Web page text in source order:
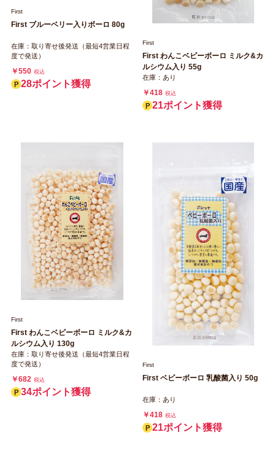
First
First ブルーベリー入りボーロ 80g
在庫：取り寄せ後発送（最短4営業日程
度で発送）
￥550 税込
28ポイント獲得
First
First わんこベビーボーロ ミルク&カ
ルシウム入り 55g
在庫：あり
￥418 税込
21ポイント獲得
First
First わんこベビーボーロ ミルク&カ
ルシウム入り 130g
在庫：取り寄せ後発送（最短4営業日程
度で発送）
￥682 税込
34ポイント獲得
First
First ベビーボーロ 乳酸菌入り 50g
在庫：あり
￥418 税込
21ポイント獲得